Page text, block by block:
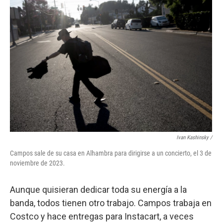
Ivan Kashinsky /
Campos sale de su casa en Alhambra para dirigirse a un concierto, el 3 de
noviembre de 2023.
Aunque quisieran dedicar toda su energía a la
banda, todos tienen otro trabajo. Campos trabaja en
Costco y hace entregas para Instacart, a veces